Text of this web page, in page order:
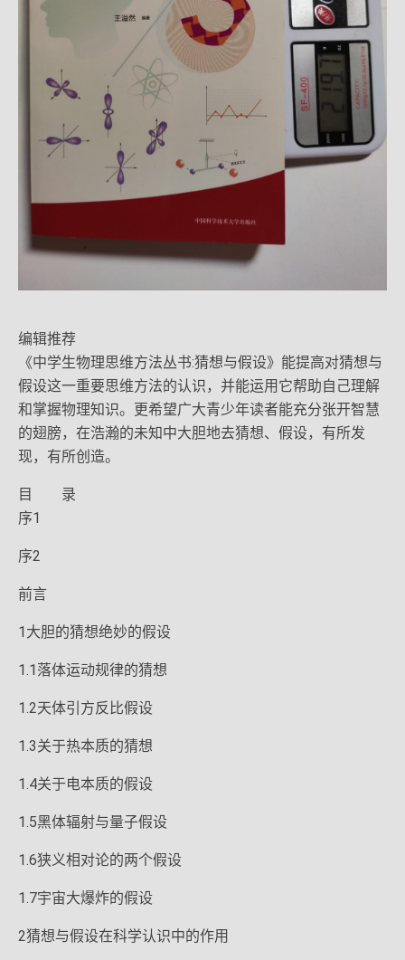
编辑推荐
《中学生物理思维方法丛书:猜想与假设》能提高对猜想与
假设这一重要思维方法的认识，并能运用它帮助自己理解
和掌握物理知识。更希望广大青少年读者能充分张开智慧
的翅膀，在浩瀚的未知中大胆地去猜想、假设，有所发
现，有所创造。
目 录
序1
序2
前言
1大胆的猜想绝妙的假设
1.1落体运动规律的猜想
1.2天体引方反比假设
1.3关于热本质的猜想
1.4关于电本质的假设
1.5黑体辐射与量子假设
1.6狭义相对论的两个假设
1.7宇宙大爆炸的假设
2猜想与假设在科学认识中的作用